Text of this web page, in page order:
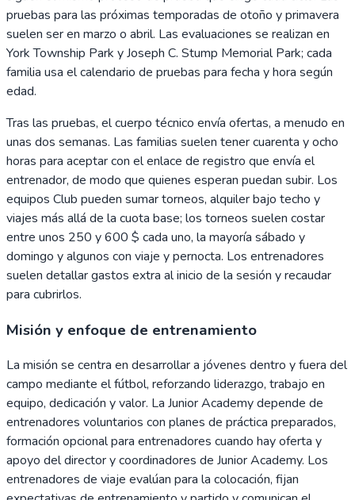
pruebas para las próximas temporadas de otoño y primavera
suelen ser en marzo o abril. Las evaluaciones se realizan en
York Township Park y Joseph C. Stump Memorial Park; cada
familia usa el calendario de pruebas para fecha y hora según
edad.
Tras las pruebas, el cuerpo técnico envía ofertas, a menudo en
unas dos semanas. Las familias suelen tener cuarenta y ocho
horas para aceptar con el enlace de registro que envía el
entrenador, de modo que quienes esperan puedan subir. Los
equipos Club pueden sumar torneos, alquiler bajo techo y
viajes más allá de la cuota base; los torneos suelen costar
entre unos 250 y 600 $ cada uno, la mayoría sábado y
domingo y algunos con viaje y pernocta. Los entrenadores
suelen detallar gastos extra al inicio de la sesión y recaudar
para cubrirlos.
Misión y enfoque de entrenamiento
La misión se centra en desarrollar a jóvenes dentro y fuera del
campo mediante el fútbol, reforzando liderazgo, trabajo en
equipo, dedicación y valor. La Junior Academy depende de
entrenadores voluntarios con planes de práctica preparados,
formación opcional para entrenadores cuando hay oferta y
apoyo del director y coordinadores de Junior Academy. Los
entrenadores de viaje evalúan para la colocación, fijan